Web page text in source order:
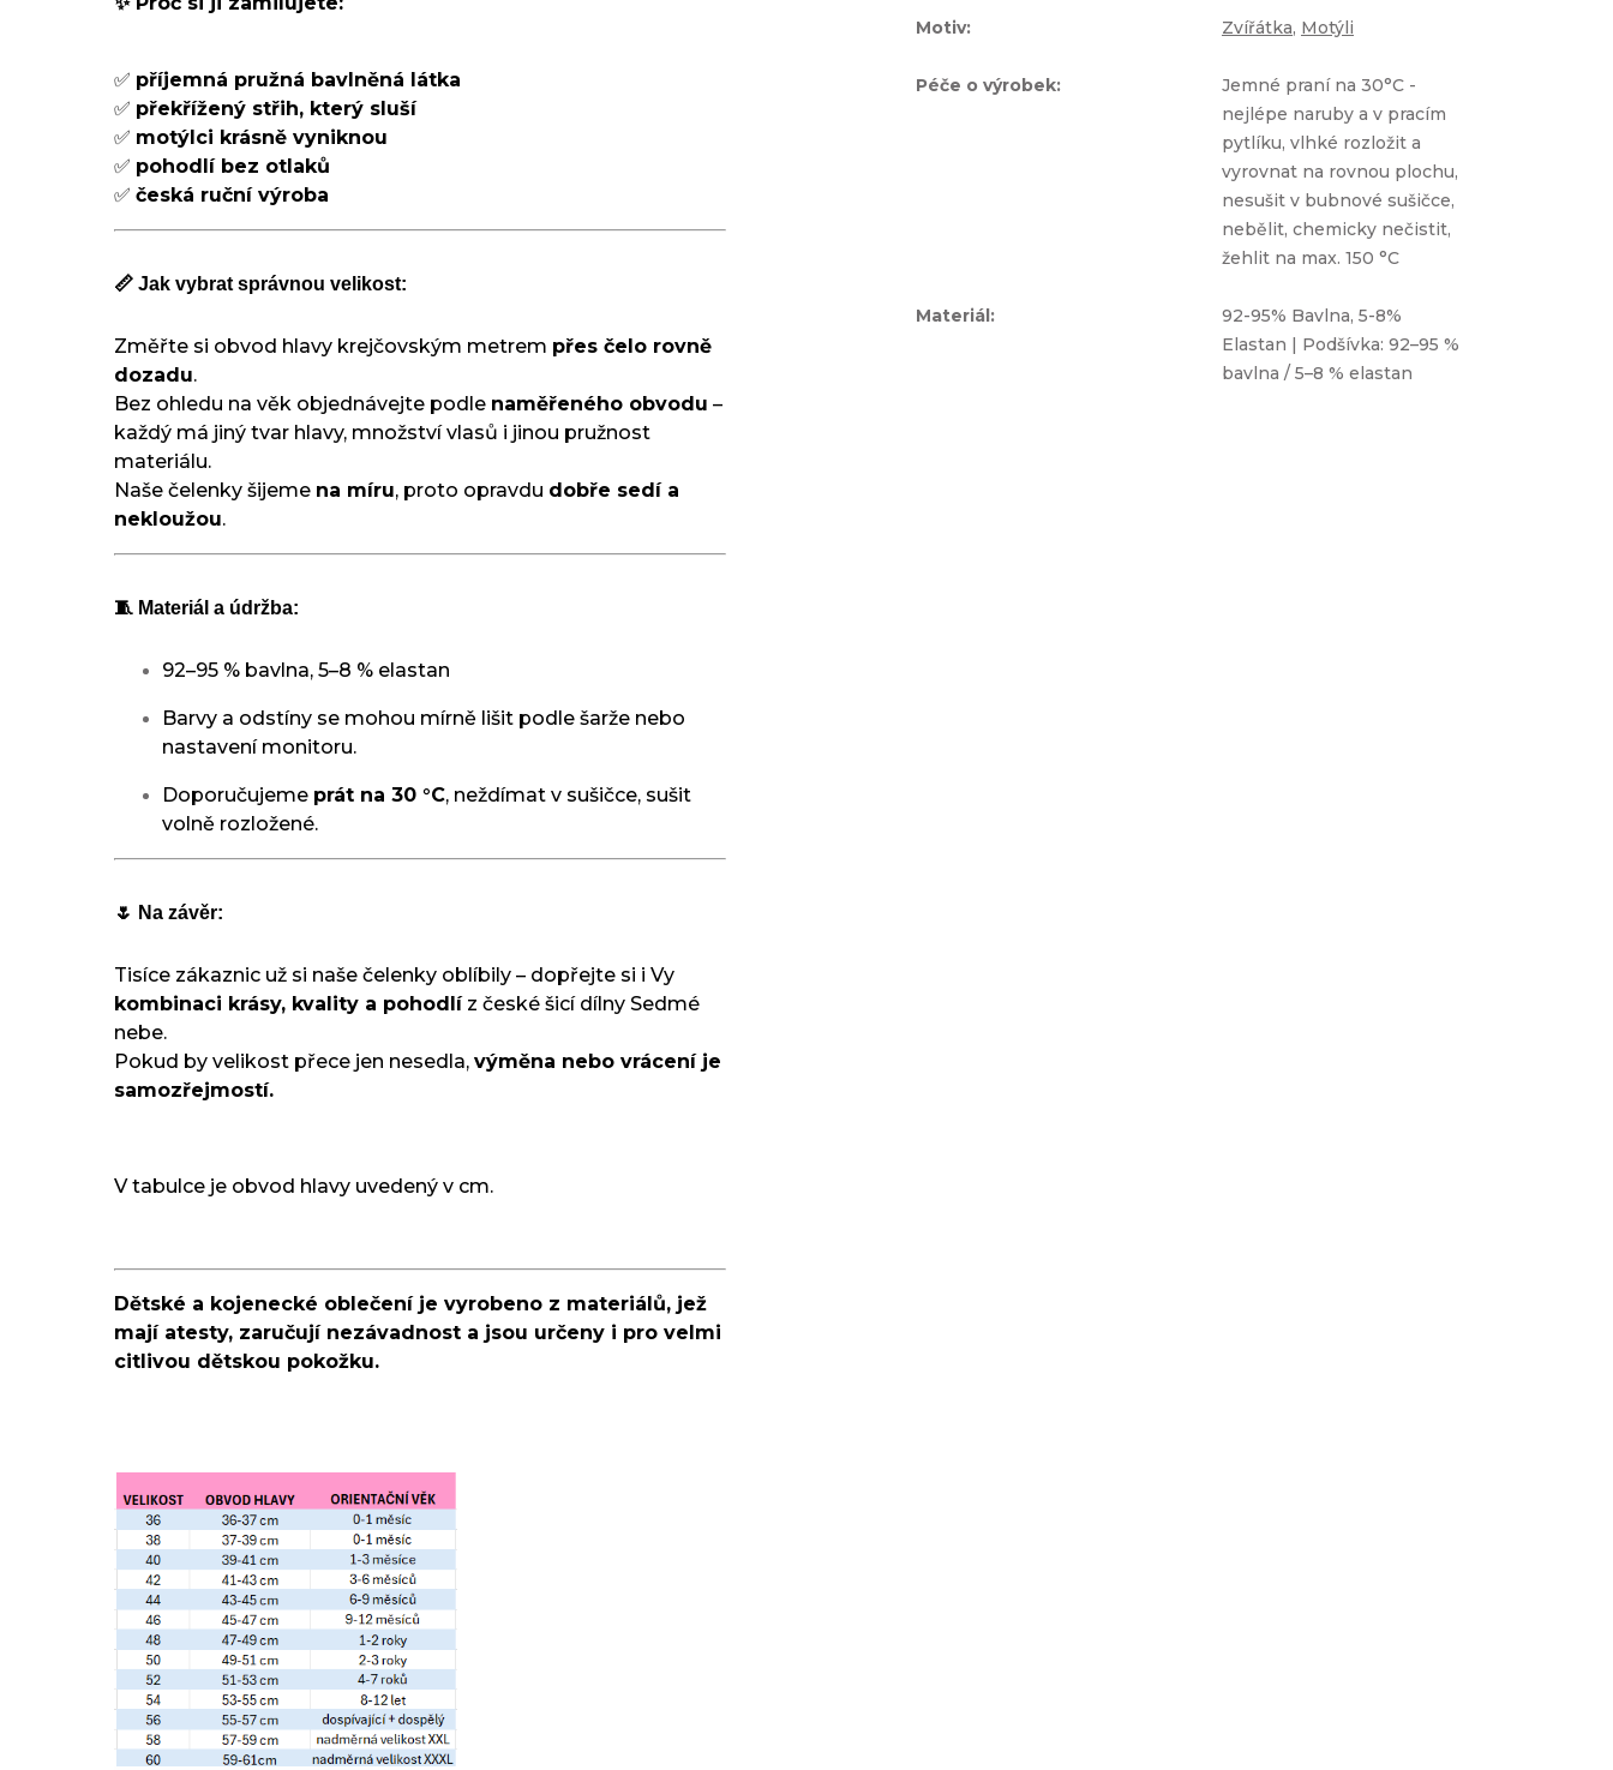
✅ příjemná pružná bavlněná látka
✅ překřížený střih, který sluší
✅ motýlci krásně vyniknou
✅ pohodlí bez otlaků
✅česká ruční výroba
📏 Jak vybrat správnou velikost:
Změřte si obvod hlavy krejčovským metrem přes čelo rovně
dozadu.
Bez ohledu na věk objednávejte podle naměřeného obvodu –
každý má jiný tvar hlavy, množství vlasů i jinou pružnost
materiálu.
Naše čelenky šijeme na míru, proto opravdu dobře sedí a
nekloužou.
🧵 Materiál a údržba:
92–95 % bavlna, 5–8 % elastan
Barvy a odstíny se mohou mírně lišit podle šarže nebo
nastavení monitoru.
Doporučujeme prát na 30 °C, neždímat v sušičce, sušit
volně rozložené.
🌷 Na závěr:
Tisíce zákaznic už si naše čelenky oblíbily – dopřejte si i Vy
kombinaci krásy, kvality a pohodlíz české šicí dílny Sedmé
nebe.
Pokud by velikost přece jen nesedla,výměna nebo vrácení je
samozřejmostí.
V tabulce je obvod hlavy uvedený v cm.
Dětské a kojenecké oblečení je vyrobeno z materiálů, jež
mají atesty, zaručují nezávadnost a jsou určeny i pro velmi
citlivou dětskou pokožku.
Motiv: Zvířátka, Motýli
Péče o výrobek:
Jemné praní na 30°C -
nejlépe naruby a v pracím
pytlíku, vlhké rozložit a
vyrovnat na rovnou plochu,
nesušit v bubnové sušičce,
nebělit, chemicky nečistit,
žehlit na max. 150 °C
Materiál:
92-95% Bavlna, 5-8%
Elastan | Podšívka: 92–95 %
bavlna / 5–8 % elastan